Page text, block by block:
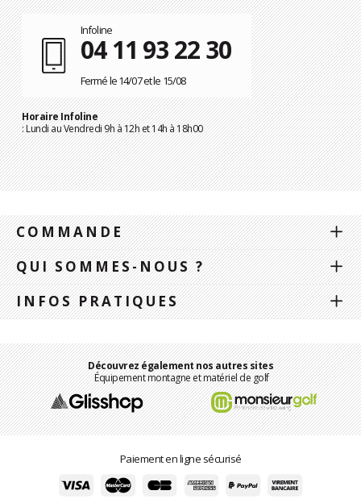
Infoline
04 11 93 22 30
Fermé le 14/07 et le 15/08
Horaire Infoline
: Lundi au Vendredi 9h à 12h et 14h à 18h00
COMMANDE
QUI SOMMES-NOUS ?
INFOS PRATIQUES
Découvrez également nos autres sites
Équipement montagne et matériel de golf
Paiement en ligne sécurisé